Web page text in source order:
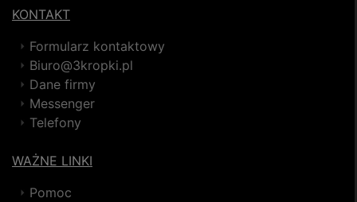
KONTAKT
Formularz kontaktowy
Biuro@3kropki.pl
Dane firmy
Messenger
Telefony
WAŻNE LINKI
Pomoc